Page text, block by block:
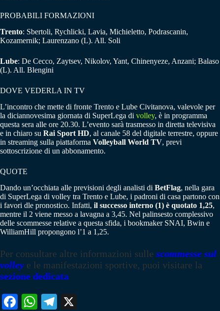
PROBABILI FORMAZIONI
Trento: Sbertoli, Rychlicki, Lavia, Michieletto, Podrascanin,
Kozamernik; Laurenzano (L). All. Soli
Lube: De Cecco, Zaytsev, Nikolov, Yant, Chinenyeze, Anzani; Balaso
(L). All. Blengini
DOVE VEDERLA IN TV
L’incontro che mette di fronte Trento e Lube Civitanova, valevole per
la diciannovesima giornata di SuperLega di volley, è in programma
questa sera alle ore 20.30. L’evento sarà trasmesso in diretta televisiva
e in chiaro su Rai Sport HD, al canale 58 del digitale terrestre, oppure
in streaming sulla piattaforma Volleyball World TV, previ
sottoscrizione di un abbonamento.
QUOTE
Dando un’occhiata alle previsioni degli analisti di BetFlag, nella gara
di SuperLega di volley tra Trento e Lube, i padroni di casa partono con
i favori dle pronostico. Infatti, il successo interno (1) è quotato 1,25,
mentre il 2 viene messo a lavagna a 3,45. Nel palinsesto complessivo
delle scommesse relative a questa sfida, i bookmaker SNAI, Bwin e
WilliamHill propongono l’1 a 1,25.
Per consultare altre informazioni sulle scommesse sul
volley e le manifestazioni sportive, puoi visitare la
sezione dedicata
Fa W
Te